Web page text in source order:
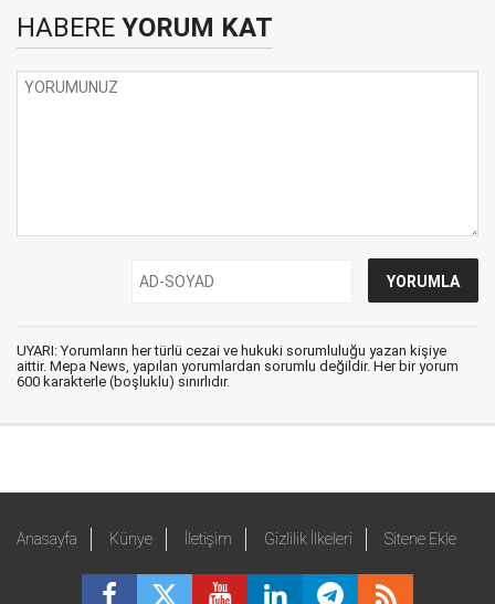
HABERE YORUM KAT
UYARI: Yorumların her türlü cezai ve hukuki sorumluluğu yazan kişiye
aittir. Mepa News, yapılan yorumlardan sorumlu değildir. Her bir yorum
600 karakterle (boşluklu) sınırlıdır.
Anasayfa Künye İletişim Gizlilik İlkeleri Sitene Ekle